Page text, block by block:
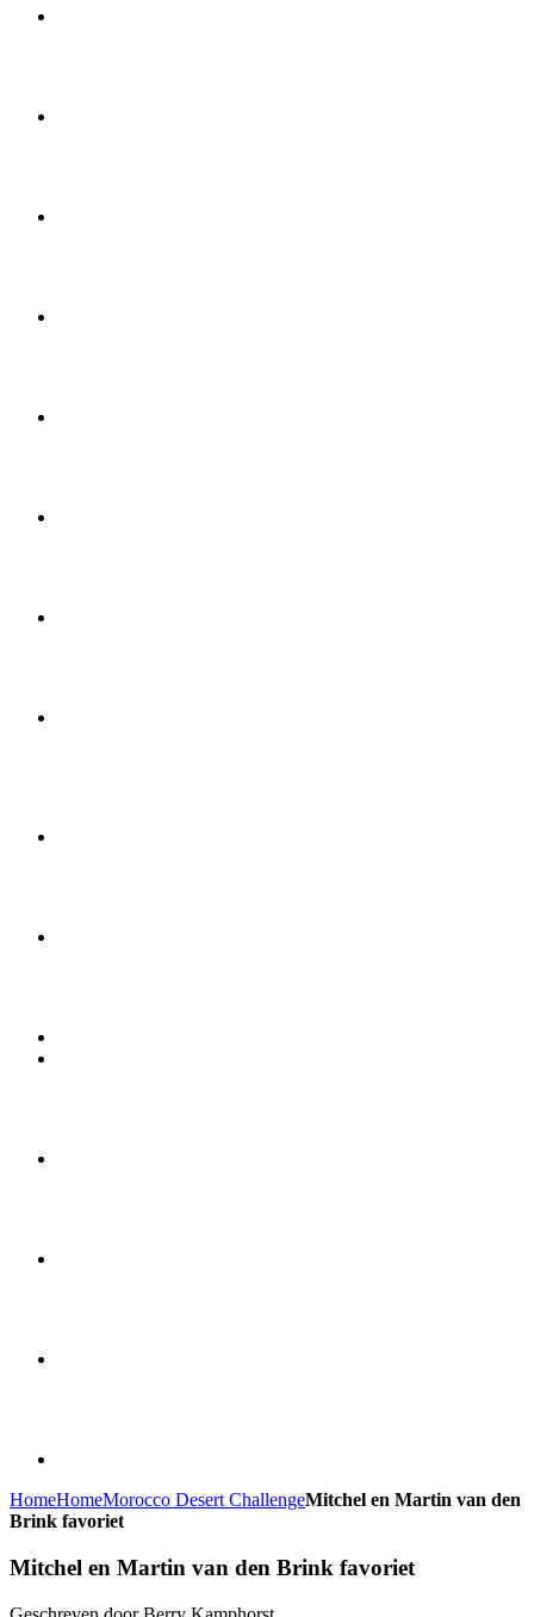
HomeHomeMorocco Desert ChallengeMitchel en Martin van den
Brink favoriet
Mitchel en Martin van den Brink favoriet